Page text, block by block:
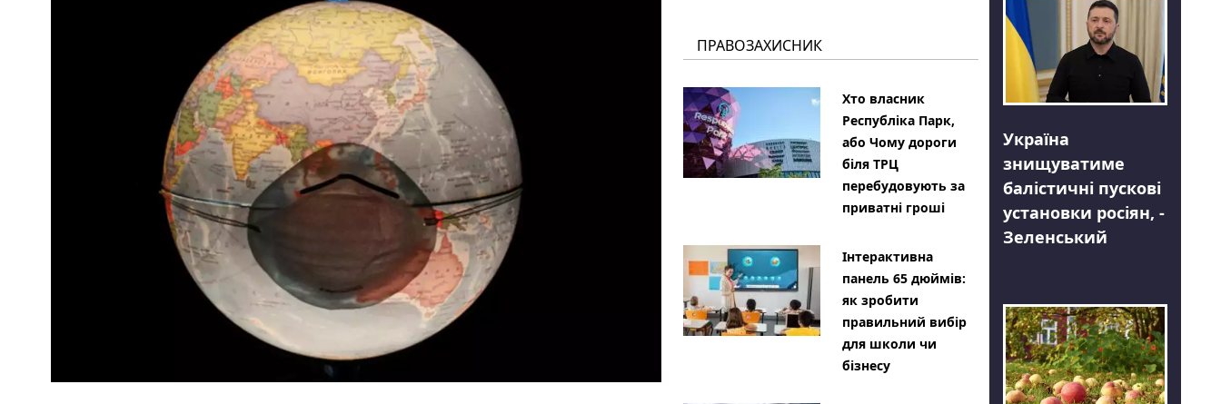
ПРАВОЗАХИСНИК
Хто власник
Республіка Парк,
або Чому дороги
біля ТРЦ
перебудовують за
приватні гроші
Інтерактивна
панель 65 дюймів:
як зробити
правильний вибір
для школи чи
бізнесу
Україна
знищуватиме
балістичні пускові
установки росіян, -
Зеленський